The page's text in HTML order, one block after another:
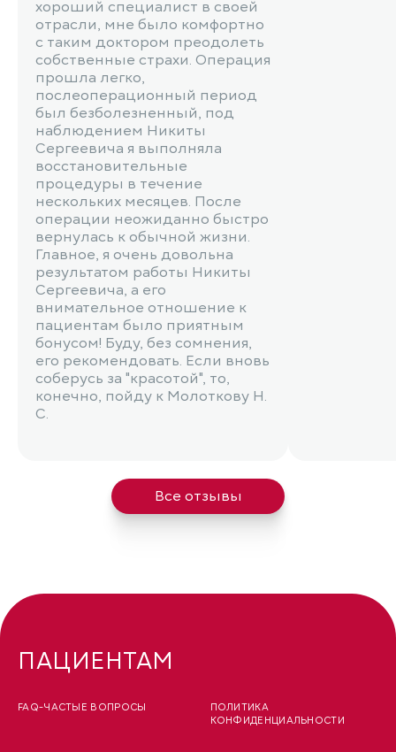
Все отзывы
хороший специалист в своей
отрасли, мне было комфортно
с таким доктором преодолеть
собственные страхи. Операция
прошла легко,
послеоперационный период
был безболезненный, под
наблюдением Никиты
Сергеевича я выполняла
восстановительные
процедуры в течение
нескольких месяцев. После
операции неожиданно быстро
вернулась к обычной жизни.
Главное, я очень довольна
результатом работы Никиты
Сергеевича, а его
внимательное отношение к
пациентам было приятным
бонусом! Буду, без сомнения,
его рекомендовать. Если вновь
соберусь за "красотой", то,
конечно, пойду к Молоткову Н.
С.
ПАЦИЕНТАМ
FAQ-ЧАСТЫЕ ВОПРОСЫ
ПОЛИТИКА
КОНФИДЕНЦИАЛЬНОСТИ